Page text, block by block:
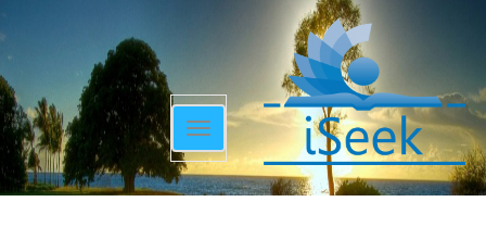
Toggle
navigation